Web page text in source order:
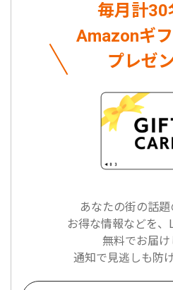
毎月計30
Amazonギ
プレゼ
あなたの街の話
お得な情報などを、
無料でお届け
通知で見逃しも防